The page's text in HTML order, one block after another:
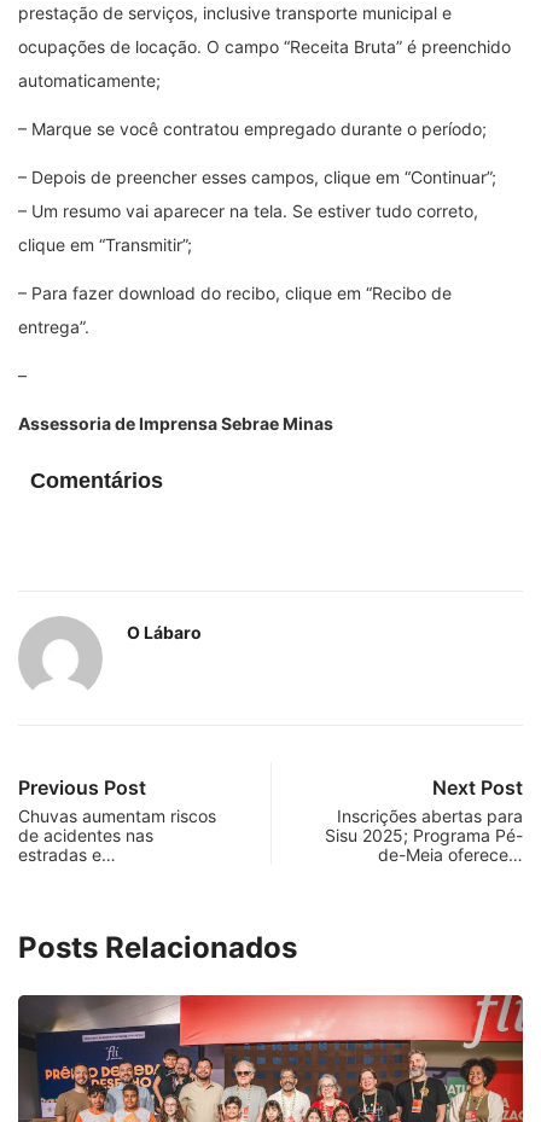
prestação de serviços, inclusive transporte municipal e
ocupações de locação. O campo “Receita Bruta” é preenchido
automaticamente;
– Marque se você contratou empregado durante o período;
– Depois de preencher esses campos, clique em “Continuar”;
– Um resumo vai aparecer na tela. Se estiver tudo correto,
clique em “Transmitir”;
– Para fazer download do recibo, clique em “Recibo de
entrega”.
–
Assessoria de Imprensa Sebrae Minas
Comentários
O Lábaro
Previous Post
Chuvas aumentam riscos
de acidentes nas
estradas e…
Next Post
Inscrições abertas para
Sisu 2025; Programa Pé-
de-Meia oferece…
Posts Relacionados